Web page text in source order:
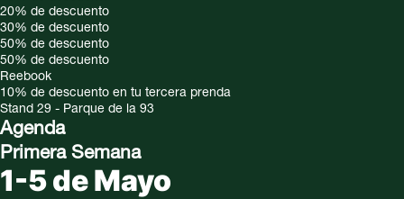
20% de descuento
30% de descuento
50% de descuento
50% de descuento
Reebook
10% de descuento en tu tercera prenda
Stand 29 - Parque de la 93
Agenda
Primera Semana
1-5 de Mayo